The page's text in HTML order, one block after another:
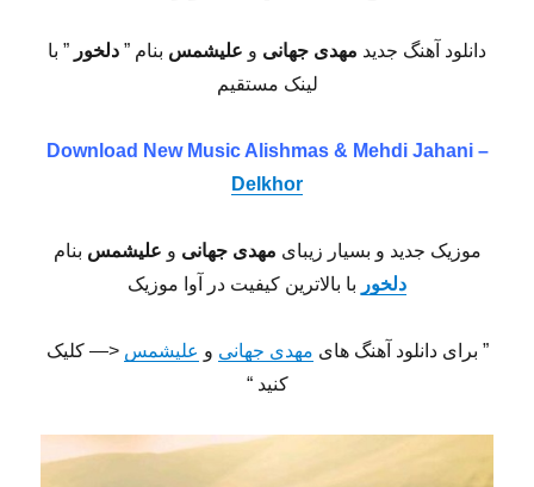
دانلود آهنگ جدید مهدی جهانی و علیشمس بنام ” دلخور ” با
لینک مستقیم
Download New MusicAlishmas & Mehdi Jahani –
Delkhor
موزیک جدید و بسیار زیبای مهدی جهانی و علیشمس بنام
دلخور با بالاترین کیفیت در آوا موزیک
” برای دانلود آهنگ های مهدی جهانی و علیشمس <— کلیک
کنید “